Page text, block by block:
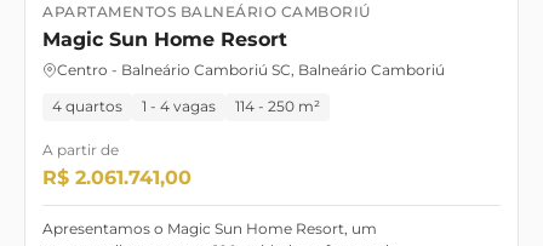
Lançamento OUTUBRO/28
APARTAMENTOS BALNEÁRIO CAMBORIÚ
Magic Sun Home Resort
Centro - Balneário Camboriú SC, Balneário Camboriú
4 quartos 1 - 4 vagas 114 - 250 m²
A partir de
R$ 2.061.741,00
Apresentamos o Magic Sun Home Resort, um